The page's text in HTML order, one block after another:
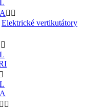
 
Elektrické vertikutátory


 